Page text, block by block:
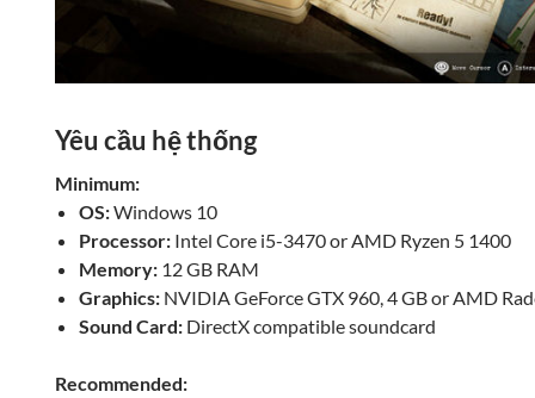
Yêu cầu hệ thống
Minimum:
OS:Windows 10
Processor: Intel Core i5-3470 or AMD Ryzen 5 1400
Memory: 12 GB RAM
Graphics: NVIDIA GeForce GTX 960, 4 GB or AMD
Sound Card: DirectX compatible soundcard
Recommended: